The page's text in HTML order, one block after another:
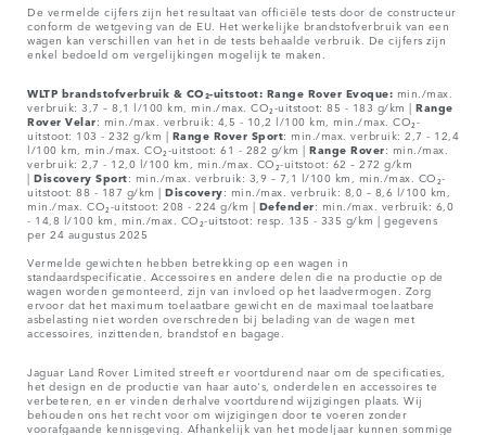
De vermelde cijfers zijn het resultaat van officiële tests door de constructeur
conform de wetgeving van de EU. Het werkelijke brandstofverbruik van een
wagen kan verschillen van het in de tests behaalde verbruik. De cijfers zijn
enkel bedoeld om vergelijkingen mogelijk te maken.
WLTP brandstofverbruik & CO₂-uitstoot: Range Rover Evoque: min./max.
verbruik: 3,7 – 8,1 l/100 km, min./max. CO₂-uitstoot: 85 - 183 g/km | Range
Rover Velar: min./max. verbruik: 4,5 - 10,2 l/100 km, min./max. CO₂-
uitstoot: 103 - 232 g/km | Range Rover Sport: min./max. verbruik: 2,7 - 12,4
l/100 km, min./max. CO₂-uitstoot: 61 - 282 g/km | Range Rover: min./max.
verbruik: 2,7 - 12,0 l/100 km, min./max. CO₂-uitstoot: 62 – 272 g/km
| Discovery Sport: min./max. verbruik: 3,9 – 7,1 l/100 km, min./max. CO₂-
uitstoot: 88 - 187 g/km | Discovery: min./max. verbruik: 8,0 – 8,6 l/100 km,
min./max. CO₂-uitstoot: 208 - 224 g/km | Defender: min./max. verbruik: 6,0
- 14,8 l/100 km, min./max. CO₂-uitstoot: resp. 135 - 335 g/km | gegevens
per 24 augustus 2025
Vermelde gewichten hebben betrekking op een wagen in
standaardspecificatie. Accessoires en andere delen die na productie op de
wagen worden gemonteerd, zijn van invloed op het laadvermogen. Zorg
ervoor dat het maximum toelaatbare gewicht en de maximaal toelaatbare
asbelasting niet worden overschreden bij belading van de wagen met
accessoires, inzittenden, brandstof en bagage.
Jaguar Land Rover Limited streeft er voortdurend naar om de specificaties,
het design en de productie van haar auto's, onderdelen en accessoires te
verbeteren, en er vinden derhalve voortdurend wijzigingen plaats. Wij
behouden ons het recht voor om wijzigingen door te voeren zonder
voorafgaande kennisgeving. Afhankelijk van het modeljaar kunnen sommige